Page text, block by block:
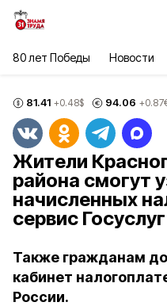
80 лет Победы Новости
81.41 +0.48$ 94.06 +0.87
Жители
района смогут
начисленных
сервис Госуслуг
Также гражданам
кабинет
России.